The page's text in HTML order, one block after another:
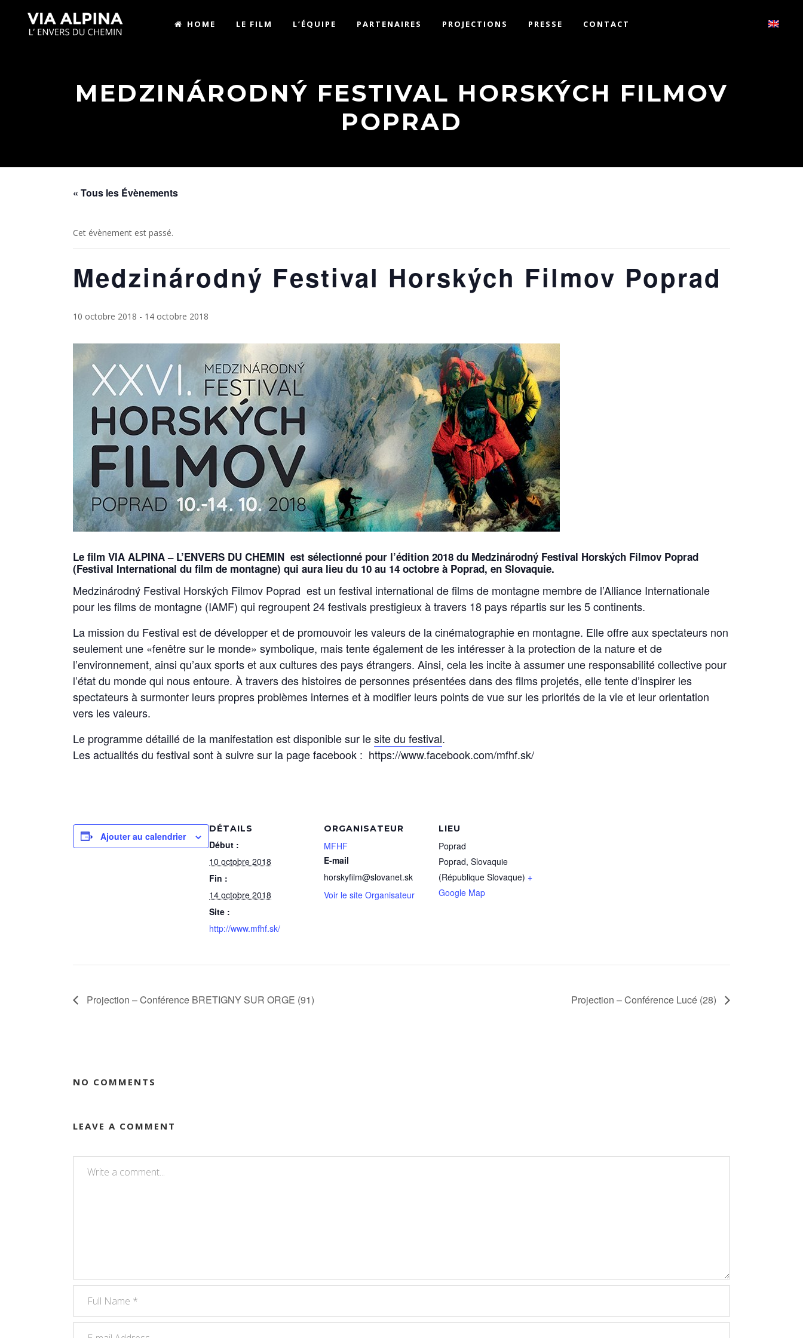
HOME LE FILM L’ÉQUIPE PARTENAIRES PROJECTIONS PRESSE CONTACT
MEDZINÁRODNÝ FESTIVAL HORSKÝCH FILMOV
POPRAD
« Tous les Évènements
Cet évènement est passé.
Medzinárodný Festival Horských Filmov Poprad
10 octobre 2018 - 14 octobre 2018
Le film VIA ALPINA – L’ENVERS DU CHEMIN est sélectionné pour l’édition 2018 du Medzinárodný Festival Horských Filmov Poprad
(Festival International du film de montagne) qui aura lieu du 10 au 14 octobre à Poprad, en Slovaquie.
Medzinárodný Festival Horských Filmov Poprad est un festival international de films de montagne membre de l’Alliance Internationale
pour les films de montagne (IAMF) qui regroupent 24 festivals prestigieux à travers 18 pays répartis sur les 5 continents.
La mission du Festival est de développer et de promouvoir les valeurs de la cinématographie en montagne. Elle offre aux spectateurs non
seulement une «fenêtre sur le monde» symbolique, mais tente également de les intéresser à la protection de la nature et de
l’environnement, ainsi qu’aux sports et aux cultures des pays étrangers. Ainsi, cela les incite à assumer une responsabilité collective pour
l’état du monde qui nous entoure. À travers des histoires de personnes présentées dans des films projetés, elle tente d’inspirer les
spectateurs à surmonter leurs propres problèmes internes et à modifier leurs points de vue sur les priorités de la vie et leur orientation
vers les valeurs.
Le programme détaillé de la manifestation est disponible sur lesite du festival.
Les actualités du festival sont à suivre sur la page facebook : https://www.facebook.com/mfhf.sk/
Ajouter au calendrier
DÉTAILS
Début :
10 octobre 2018
Fin :
14 octobre 2018
Site :
http://www.mfhf.sk/
ORGANISATEUR
MFHF
E-mail
horskyfilm@slovanet.sk
Voir le site Organisateur
LIEU
Poprad
Poprad, Slovaquie
(République Slovaque) +
Google Map
Projection – Conférence BRETIGNY SUR ORGE (91) Projection – Conférence Lucé (28)
NO COMMENTS
LEAVE A COMMENT